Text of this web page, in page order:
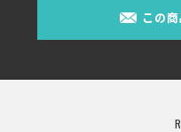
この